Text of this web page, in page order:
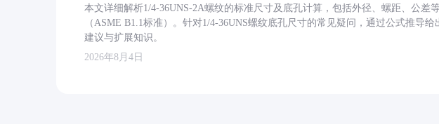
本文详细解析1/4-36UNS-2A螺纹的标准尺寸及底孔计算，包括外径、螺距、公差
（ASME B1.1标准）。针对1/4-36UNS螺纹底孔尺寸的常见疑问，通过公式推导
建议与扩展知识。
2026年8月4日